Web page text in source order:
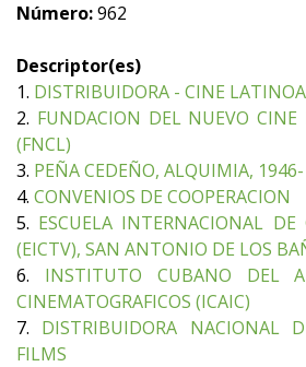
Número:962
Descriptor(es)
1. DISTRIBUIDORA - CINE
2. FUNDACION DEL NUEVO CINE
(FNCL)
3. PEÑA CEDEÑO, ALQUIMIA, 1946-
4. CONVENIOS DE COOPERACION
5. ESCUELA INTERNACIONAL
(EICTV), SAN ANTONIO DE LOS
6. INSTITUTO CUBANO DEL
CINEMATOGRAFICOS (ICAIC)
7. DISTRIBUIDORA NACIONAL
FILMS